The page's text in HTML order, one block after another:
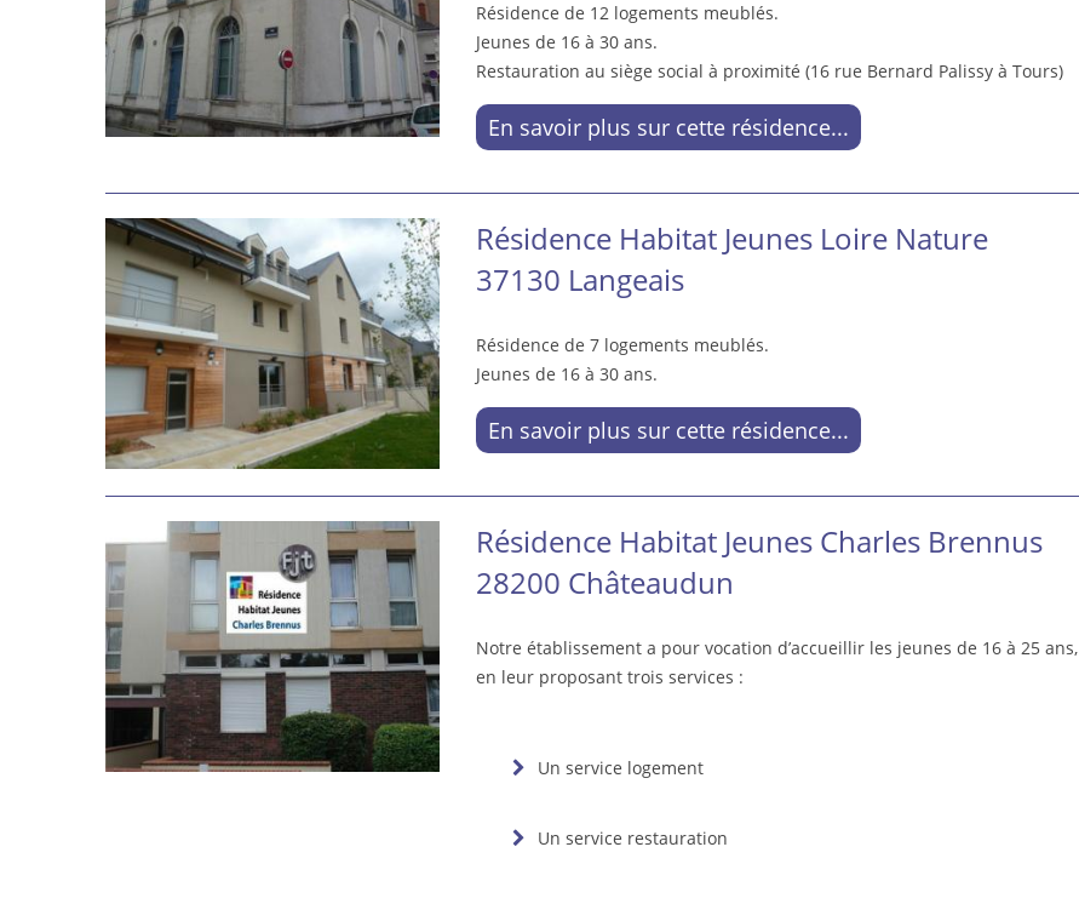
Résidence de 12 logements meublés.
Jeunes de 16 à 30 ans.
Restauration au siège social à proximité (16 rue Bernard Palissy à Tours)
En savoir plus sur cette résidence...
Résidence Habitat Jeunes Loire Nature
37130 Langeais
Résidence de 7 logements meublés.
Jeunes de 16 à 30 ans.
En savoir plus sur cette résidence...
Résidence Habitat Jeunes Charles Brennus
28200 Châteaudun
Notre établissement a pour vocation d’accueillir les jeunes de 16 à 25 ans,
en leur proposant trois services :
Un service logement
Un service restauration